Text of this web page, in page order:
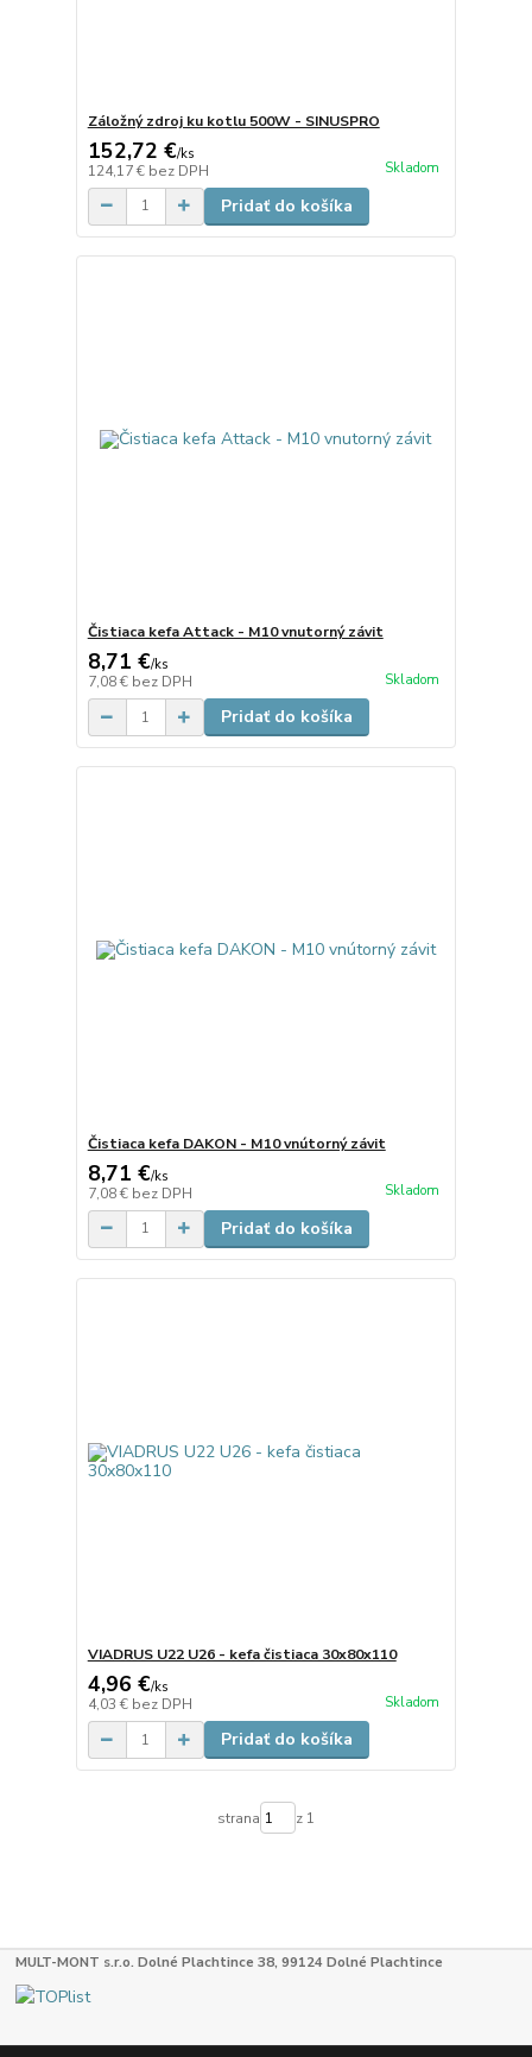
Záložný zdroj ku kotlu 500W - SINUSPRO
152,72 €/ks
124,17 € bez DPH Skladom
Pridať do košíka
Čistiaca kefa Attack - M10 vnutorný závit
8,71 €/ks
7,08 € bez DPH Skladom
Pridať do košíka
Čistiaca kefa DAKON - M10 vnútorný závit
8,71 €/ks
7,08 € bez DPH Skladom
Pridať do košíka
VIADRUS U22 U26 - kefa čistiaca 30x80x110
4,96 €/ks
4,03 € bez DPH Skladom
Pridať do košíka
strana z 1
MULT-MONT s.r.o. Dolné Plachtince 38, 99124 Dolné Plachtince